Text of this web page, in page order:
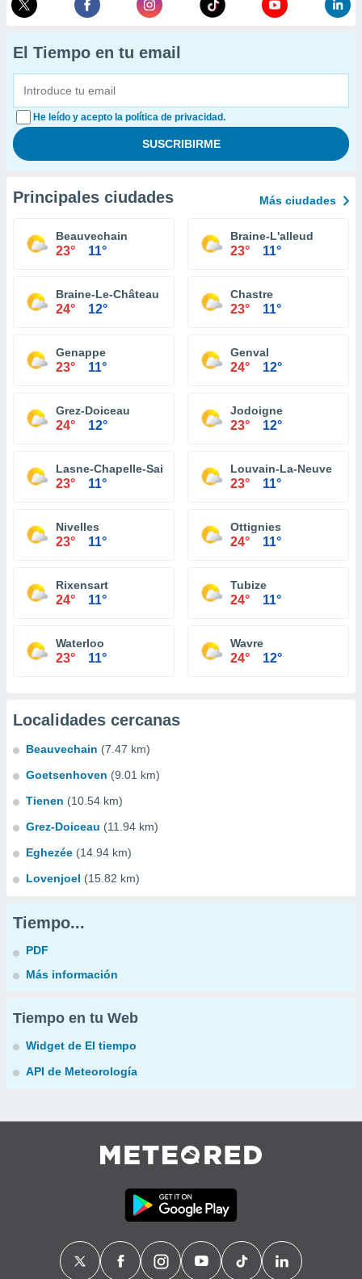
El Tiempo en tu email
He leído y acepto la política de privacidad.
Principales ciudades Más ciudades
Beauvechain
23° 11°
Braine-L'alleud
23° 11°
Braine-Le-Château
24° 12°
Chastre
23° 11°
Genappe
23° 11°
Genval
24° 12°
Grez-Doiceau
24° 12°
Jodoigne
23° 12°
Lasne-Chapelle-Saint-Lambert
23° 11°
Louvain-La-Neuve
23° 11°
Nivelles
23° 11°
Ottignies
24° 11°
Rixensart
24° 11°
Tubize
24° 11°
Waterloo
23° 11°
Wavre
24° 12°
Localidades cercanas
Beauvechain (7.47 km)
Goetsenhoven (9.01 km)
Tienen (10.54 km)
Grez-Doiceau (11.94 km)
Eghezée (14.94 km)
Lovenjoel (15.82 km)
Tiempo...
PDF
Más información
Tiempo en tu Web
Widget de El tiempo
API de Meteorología